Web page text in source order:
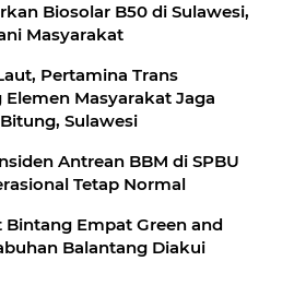
Biosolar B50 di Sulawesi,
Masyarakat
Pertamina Trans
Masyarakat Jaga
Sulawesi
Antrean BBM di SPBU
Tetap Normal
Bintang Empat Green and
Balantang Diakui